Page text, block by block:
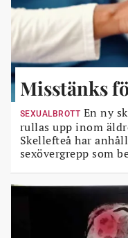
Misstänks
SEXUALBROTT En ny
rullas upp inom
Skellefteå har
sexövergrepp som